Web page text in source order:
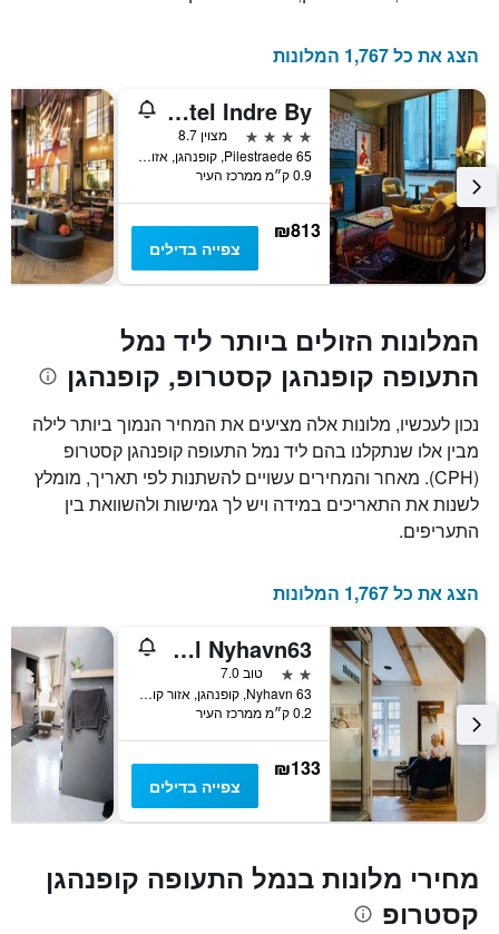
כולל
ציר
Y
המציג
את
מחיר
הממוצע
של
חדר
הצג את כל 1,767 המלונות
25hours Hotel Indre By
4 כוכבים
מצוין 8.7
Pilestraede 65, קופנהגן, אזור קופנהגן, דנמרק
0.9 ק״מ ממרכז העיר
₪813
צפייה בדילים
המלונות הזולים ביותר ליד נמל
התעופה קופנהגן קסטרופ, קופנהגן
נכון לעכשיו, מלונות אלה מציעים את המחיר הנמוך ביותר לילה
מבין אלו שנתקלנו בהם ליד נמל התעופה קופנהגן קסטרופ
(CPH). מאחר והמחירים עשויים להשתנות לפי תאריך, מומלץ
לשנות את התאריכים במידה ויש לך גמישות ולהשוואת בין
התעריפים.
הצג את כל 1,767 המלונות
Hotel Nyhavn63
2 כוכבים
טוב 7.0
Nyhavn 63, קופנהגן, אזור קופנהגן, דנמרק
0.2 ק״מ ממרכז העיר
₪133
צפייה בדילים
מחירי מלונות בנמל התעופה קופנהגן
קסטרופ